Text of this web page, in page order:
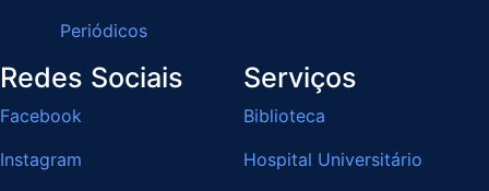
Periódicos
Redes Sociais
Facebook
Instagram
Serviços
Biblioteca
Hospital Universitário